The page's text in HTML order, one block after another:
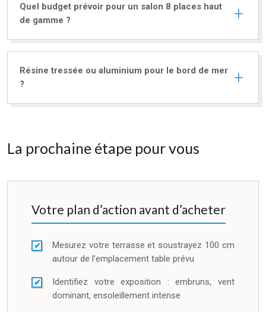
Quel budget prévoir pour un salon 8 places haut
de gamme ?
Résine tressée ou aluminium pour le bord de mer
?
La prochaine étape pour vous
Votre plan d’action avant d’acheter
Mesurez votre terrasse et soustrayez 100 cm
autour de l’emplacement table prévu
Identifiez votre exposition : embruns, vent
dominant, ensoleillement intense